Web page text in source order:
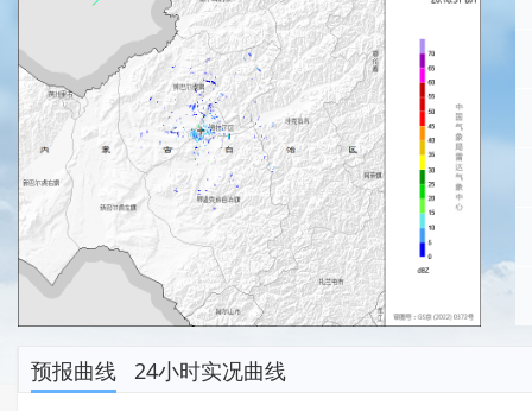
预报曲线 24小时实况曲线